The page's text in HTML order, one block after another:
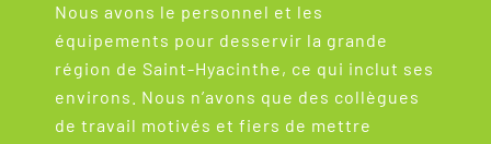
Nous avons le personnel et les
équipements pour desservir la grande
région de Saint-Hyacinthe, ce qui inclut ses
environs. Nous n’avons que des collègues
de travail motivés et fiers de mettre